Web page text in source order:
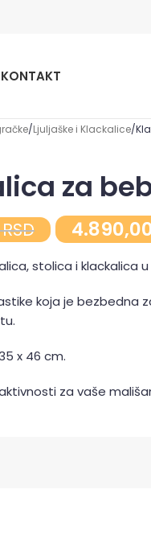
KONTAKT
Ljuljaške i Klackalice
za
RSD
stolica i klackalica
koja je bezbedna
x 46 cm.
za vaše